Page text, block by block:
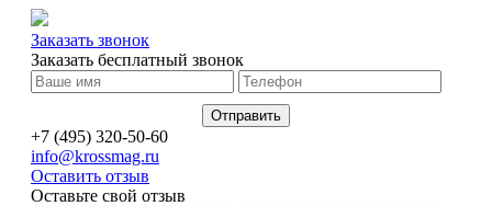
Заказать звонок
Заказать бесплатный звонок
+7 (495) 320-50-60
info@krossmag.ru
Оставить отзыв
Оставьте свой отзыв